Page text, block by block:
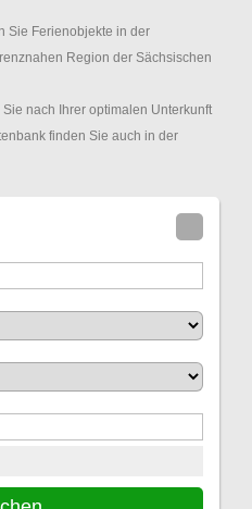
Sie Ferienobjekte in der
Region der Sächsischen
nach Ihrer optimalen Unterkunft
finden Sie auch in der